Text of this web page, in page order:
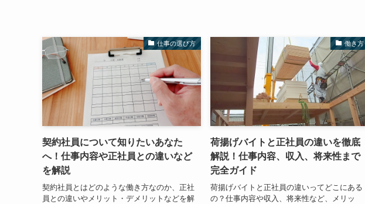
仕事の選び方
契約社員について知りたいあなた
へ！仕事内容や正社員との違いなど
を解説
契約社員とはどのような働き方なのか、正社
員との違いやメリット・デメリットなどを解
働き方
荷揚げバイトと正社員の違いを徹底
解説！仕事内容、収入、将来性まで
完全ガイド
荷揚げバイトと正社員の違いってどこにある
の？仕事内容や収入、将来性など、メリッ